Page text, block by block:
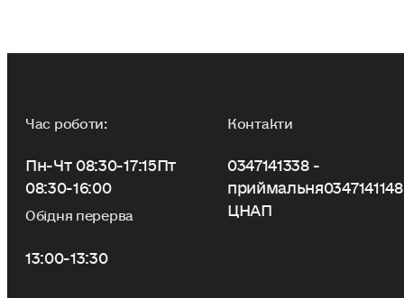
Час роботи:
Пн-Чт 08:30-17:15Пт
08:30-16:00
Обідня перерва
13:00-13:30
Контакти
0347141338 -
приймальня
ЦНАП